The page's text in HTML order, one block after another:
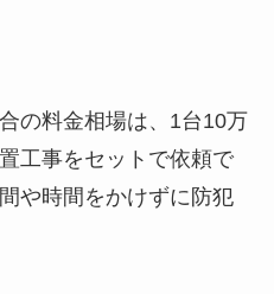
の料金相場は、1台10万
工事をセットで依頼で
や時間をかけずに防犯